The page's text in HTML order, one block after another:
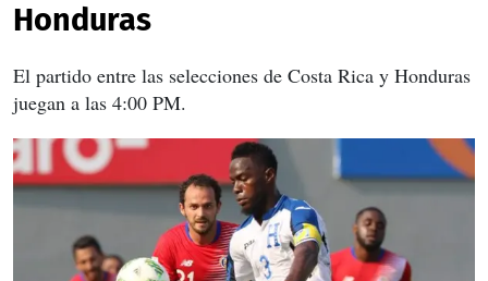
Honduras
El partido entre las selecciones de Costa Rica y Honduras
juegan a las 4:00 PM.